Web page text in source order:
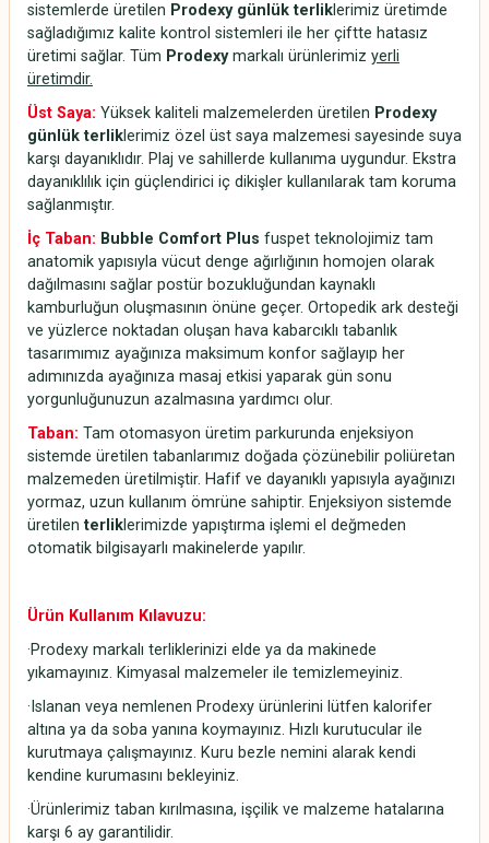
sistemlerde üretilen Prodexy günlük terliklerimiz üretimde
sağladığımız kalite kontrol sistemleri ile her çiftte hatasız
üretimi sağlar. Tüm Prodexymarkalı ürünlerimiz yerli
üretimdir.
Üst Saya: Yüksek kaliteli malzemelerden üretilen Prodexy
günlük terliklerimiz özel üst saya malzemesi sayesinde suya
karşı dayanıklıdır. Plaj ve sahillerde kullanıma uygundur. Ekstra
dayanıklılık için güçlendirici iç dikişler kullanılarak tam koruma
sağlanmıştır.
İç Taban: Bubble Comfort Plus fuspet teknolojimiz tam
anatomik yapısıyla vücut denge ağırlığının homojen olarak
dağılmasını sağlar postür bozukluğundan kaynaklı
kamburluğun oluşmasının önüne geçer. Ortopedik ark desteği
ve yüzlerce noktadan oluşan hava kabarcıklı tabanlık
tasarımımız ayağınıza maksimum konfor sağlayıp her
adımınızda ayağınıza masaj etkisi yaparak gün sonu
yorgunluğunuzun azalmasına yardımcı olur.
Taban: Tam otomasyon üretim parkurunda enjeksiyon
sistemde üretilen tabanlarımız doğada çözünebilir poliüretan
malzemeden üretilmiştir. Hafif ve dayanıklı yapısıyla ayağınızı
yormaz, uzun kullanım ömrüne sahiptir. Enjeksiyon sistemde
üretilenterliklerimizde yapıştırma işlemi el değmeden
otomatik bilgisayarlı makinelerde yapılır.
Ürün Kullanım Kılavuzu:
·Prodexy markalı terliklerinizi elde ya da makinede
yıkamayınız. Kimyasal malzemeler ile temizlemeyiniz.
·Islanan veya nemlenen Prodexy ürünlerini lütfen kalorifer
altına ya da soba yanına koymayınız. Hızlı kurutucular ile
kurutmaya çalışmayınız. Kuru bezle nemini alarak kendi
kendine kurumasını bekleyiniz.
·Ürünlerimiz taban kırılmasına, işçilik ve malzeme hatalarına
karşı 6 ay garantilidir.